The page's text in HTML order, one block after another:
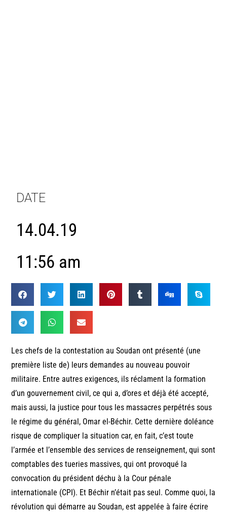
DATE
14.04.19
11:56 am
Les chefs de la contestation au Soudan ont présenté (une
première liste de) leurs demandes au nouveau pouvoir
militaire. Entre autres exigences, ils réclament la formation
d’un gouvernement civil, ce qui a, d’ores et déjà été accepté,
mais aussi, la justice pour tous les massacres perpétrés sous
le régime du général, Omar el-Béchir. Cette dernière doléance
risque de compliquer la situation car, en fait, c’est toute
l’armée et l’ensemble des services de renseignement, qui sont
comptables des tueries massives, qui ont provoqué la
convocation du président déchu à la Cour pénale
internationale (CPI). Et Béchir n’était pas seul. Comme quoi, la
révolution qui démarre au Soudan, est appelée à faire écrire